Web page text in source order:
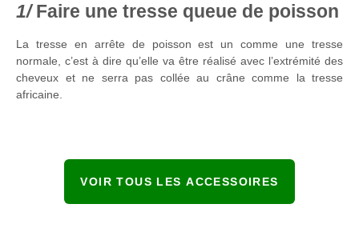
Faire une tresse queue de poisson
La tresse en arrête de poisson est un comme une tresse
normale, c’est à dire qu’elle va être réalisé avec l’extrémité des
cheveux et ne serra pas collée au crâne comme la tresse
africaine.
VOIR TOUS LES ACCESSOIRES